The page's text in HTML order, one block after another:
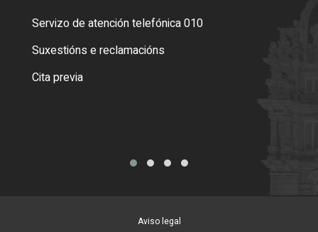
Servizo de atención telefónica 010
Suxestións e reclamacións
Cita previa
Aviso legal